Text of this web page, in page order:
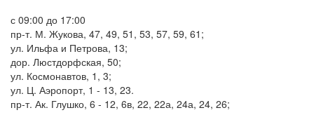
с 09:00 до 17:00
пр-т. М. Жукова, 47, 49, 51, 53, 57, 59, 61;
ул. Ильфа и Петрова, 13;
дор. Люстдорфская, 50;
ул. Космонавтов, 1, 3;
ул. Ц. Аэропорт, 1 - 13, 23.
пр-т. Ак. Глушко, 6 - 12, 6в, 22, 22а, 24а, 24, 26;